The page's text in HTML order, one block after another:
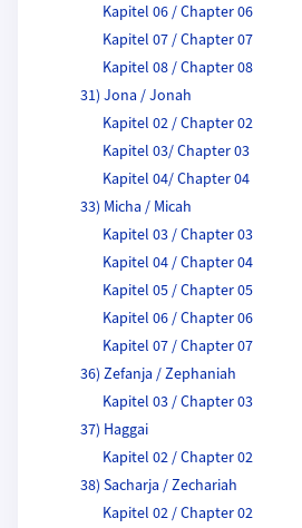
Kapitel 06 / Chapter 06
Kapitel 07 / Chapter 07
Kapitel 08 / Chapter 08
31) Jona / Jonah
Kapitel 02 / Chapter 02
Kapitel 03/ Chapter 03
Kapitel 04/ Chapter 04
33) Micha / Micah
Kapitel 03 / Chapter 03
Kapitel 04 / Chapter 04
Kapitel 05 / Chapter 05
Kapitel 06 / Chapter 06
Kapitel 07 / Chapter 07
36) Zefanja / Zephaniah
Kapitel 03 / Chapter 03
37) Haggai
Kapitel 02 / Chapter 02
38) Sacharja / Zechariah
Kapitel 02 / Chapter 02